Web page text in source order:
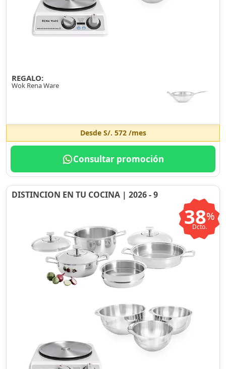
REGALO:
Wok Rena Ware
Desde S/. 572/mes
Consultar promoción
DISTINCION EN TU COCINA | 2026 - 9
38%
Dcto.